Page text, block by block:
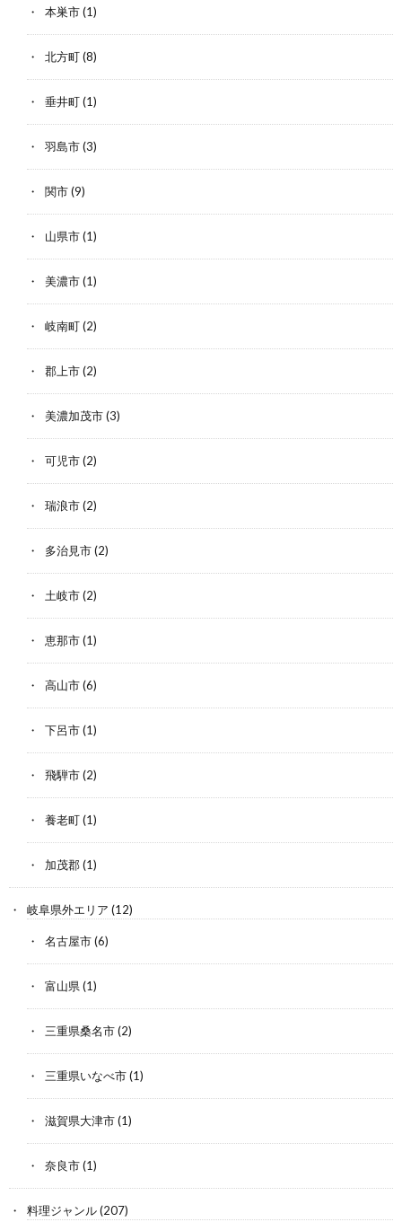
本巣市(1)
北方町(8)
垂井町(1)
羽島市(3)
関市(9)
山県市(1)
美濃市(1)
岐南町(2)
郡上市(2)
美濃加茂市(3)
可児市(2)
瑞浪市(2)
多治見市(2)
土岐市(2)
恵那市(1)
高山市(6)
下呂市(1)
飛騨市(2)
養老町(1)
加茂郡(1)
岐阜県外エリア (12)
名古屋市(6)
富山県(1)
三重県桑名市(2)
三重県いなべ市(1)
滋賀県大津市(1)
奈良市(1)
料理ジャンル(207)